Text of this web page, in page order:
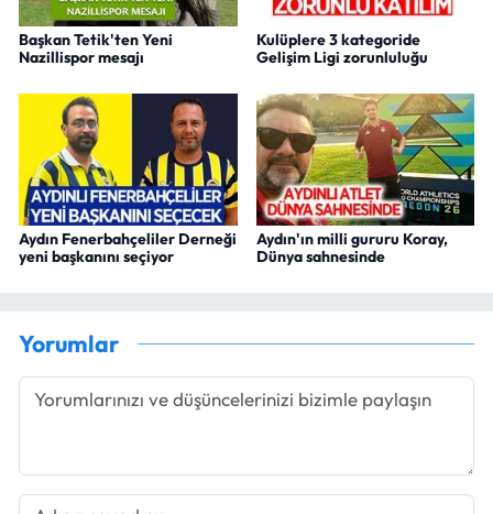
Başkan Tetik'ten Yeni
Nazillispor mesajı
Kulüplere 3 kategoride
Gelişim Ligi zorunluluğu
Aydın Fenerbahçeliler Derneği
yeni başkanını seçiyor
Aydın'ın milli gururu Koray,
Dünya sahnesinde
Yorumlar